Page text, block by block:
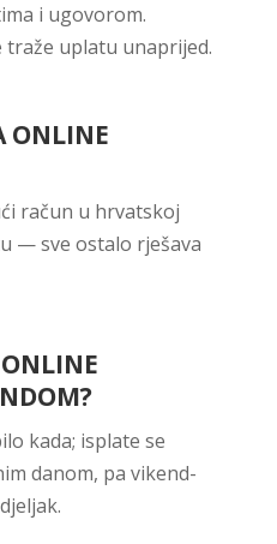
i ugovorom.
traže uplatu unaprijed.
ONLINE
račun u hrvatskoj
— sve ostalo rješava
kada; isplate se
danom, pa vikend-